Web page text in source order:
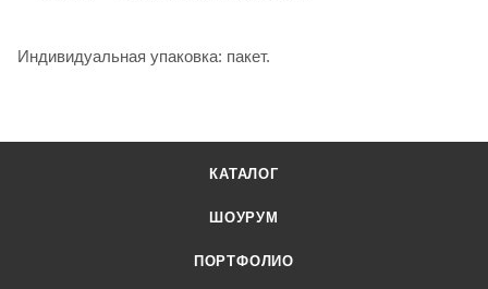
Индивидуальная упаковка: пакет.
КАТАЛОГ
ШОУРУМ
ПОРТФОЛИО